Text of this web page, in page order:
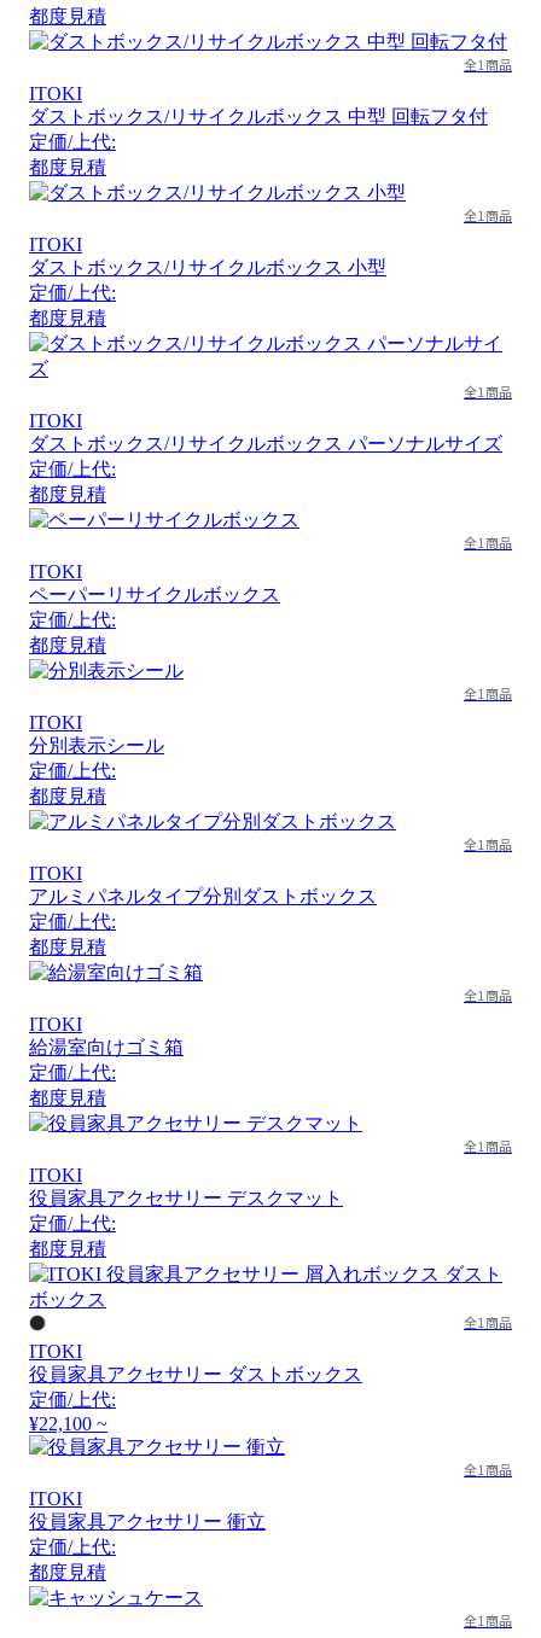
都度見積
全1商品
ITOKI
ダストボックス/リサイクルボックス 中型 回転フタ付
定価/上代:
都度見積
全1商品
ITOKI
ダストボックス/リサイクルボックス 小型
定価/上代:
都度見積
全1商品
ITOKI
ダストボックス/リサイクルボックス パーソナルサイズ
定価/上代:
都度見積
全1商品
ITOKI
ペーパーリサイクルボックス
定価/上代:
都度見積
全1商品
ITOKI
分別表示シール
定価/上代:
都度見積
全1商品
ITOKI
アルミパネルタイプ分別ダストボックス
定価/上代:
都度見積
全1商品
ITOKI
給湯室向けゴミ箱
定価/上代:
都度見積
全1商品
ITOKI
役員家具アクセサリー デスクマット
定価/上代:
都度見積
全1商品
ITOKI
役員家具アクセサリー ダストボックス
定価/上代:
¥22,100 ~
全1商品
ITOKI
役員家具アクセサリー 衝立
定価/上代:
都度見積
全1商品